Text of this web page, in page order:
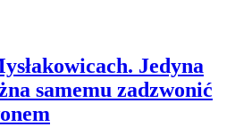
Jedyna
samemu zadzwonić